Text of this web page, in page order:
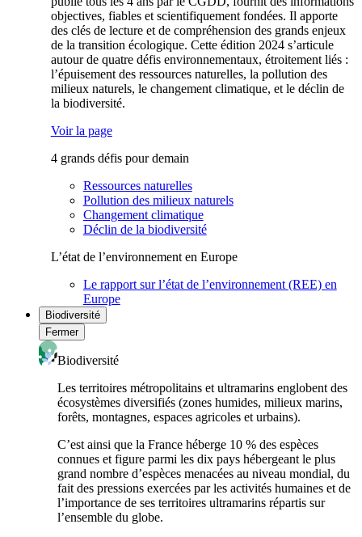
objectives, fiables et scientifiquement fondées. Il apporte
des clés de lecture et de compréhension des grands enjeux
de la transition écologique. Cette édition 2024 s’articule
autour de quatre défis environnementaux, étroitement liés :
l’épuisement des ressources naturelles, la pollution des
milieux naturels, le changement climatique, et le déclin de
la biodiversité.
Voir la page
4 grands défis pour demain
Ressources naturelles
Pollution des milieux naturels
Changement climatique
Déclin de la biodiversité
L’état de l’environnement en Europe
Le rapport sur l’état de l’environnement (REE) en
Europe
Biodiversité
Fermer
Biodiversité
Les territoires métropolitains et ultramarins englobent des
écosystèmes diversifiés (zones humides, milieux marins,
forêts, montagnes, espaces agricoles et urbains).
C’est ainsi que la France héberge 10 % des espèces
connues et figure parmi les dix pays hébergeant le plus
grand nombre d’espèces menacées au niveau mondial, du
fait des pressions exercées par les activités humaines et de
l’importance de ses territoires ultramarins répartis sur
l’ensemble du globe.